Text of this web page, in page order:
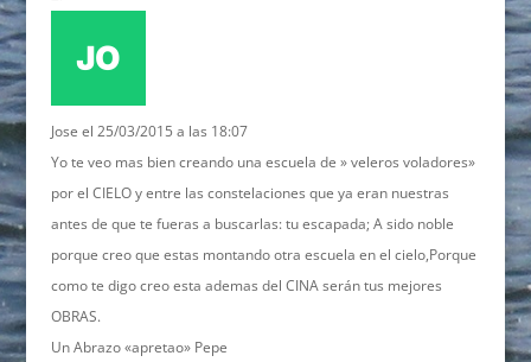
Jose el 25/03/2015 a las 18:07
Yo te veo mas bien creando una escuela de » veleros voladores»
por el CIELO y entre las constelaciones que ya eran nuestras
antes de que te fueras a buscarlas: tu escapada; A sido noble
porque creo que estas montando otra escuela en el cielo,Porque
como te digo creo esta ademas del CINA serán tus mejores
OBRAS.
Un Abrazo «apretao» Pepe